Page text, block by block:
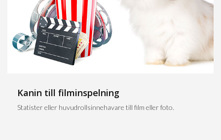
Kanin till filminspelning
Statister eller huvudrollsinnehavare till film eller foto.